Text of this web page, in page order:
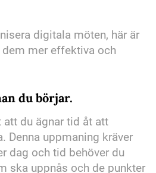
digitala möten, här är
mer effektiva och
du börjar.
du ägnar tid åt att
Denna uppmaning kräver
dag och tid behöver du
ska uppnås och de punkter